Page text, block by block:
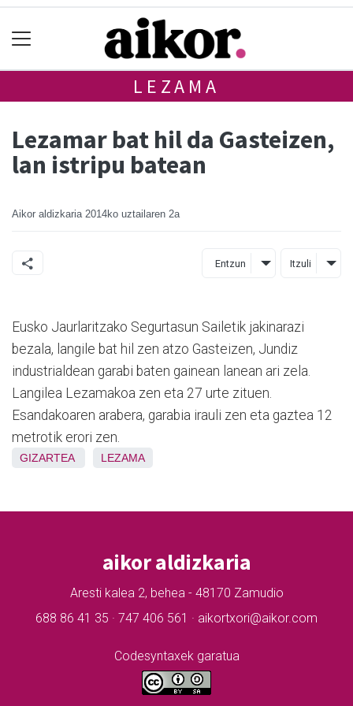
LEZAMA
Lezamar bat hil da Gasteizen,
lan istripu batean
Aikor aldizkaria 2014ko uztailaren 2a
Entzun Itzuli
Eusko Jaurlaritzako Segurtasun Sailetik jakinarazi
bezala, langile bat hil zen atzo Gasteizen, Jundiz
industrialdean garabi baten gainean lanean ari zela.
Langilea Lezamakoa zen eta 27 urte zituen.
Esandakoaren arabera, garabia irauli zen eta gaztea 12
metrotik erori zen.
GIZARTEA LEZAMA
aikor aldizkaria
Aresti kalea 2, behea - 48170 Zamudio
688 86 41 35 · 747 406 561 · aikortxori@aikor.com
Codesyntaxek garatua